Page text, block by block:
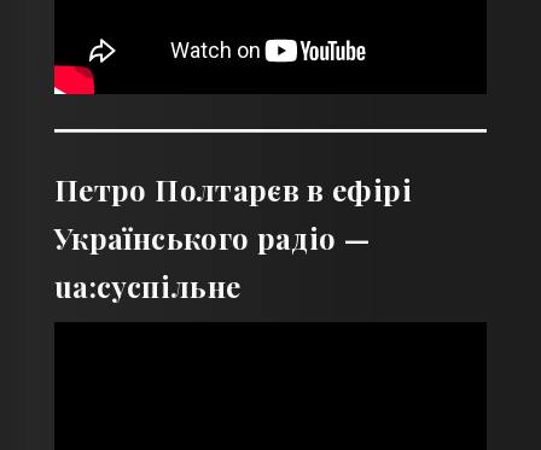
Петро Полтарєв в ефірі
Українського радіо —
ua:суспільне